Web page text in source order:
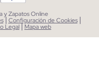
y Zapatos Online
| Configuración de Cookies |
Legal| Mapa web